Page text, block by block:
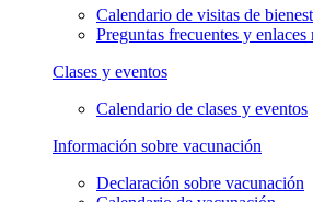
Calendario de visitas de
Preguntas frecuentes y enlaces
Clases y eventos
Calendario de clases y eventos
Información sobre vacunación
Declaración sobre vacunación